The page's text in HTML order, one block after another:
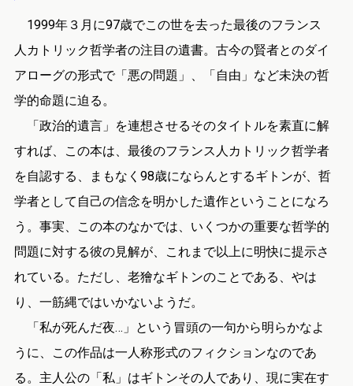
1999年３月に97歳でこの世を去った最後のフランス
人カトリック哲学者の注目の遺書。古今の賢者とのダイ
アローグの形式で「悪の問題」、「自由」など未決の哲
学的命題に迫る。
「政治的遺言」を連想させるそのタイトルを素直に解
すれば、この本は、最後のフランス人カトリック哲学者
を自認する、まもなく98歳にならんとするギトンが、哲
学者として自己の信念を明かした遺作ということになろ
う。事実、この本のなかでは、いくつかの重要な哲学的
問題に対する彼の見解が、これまで以上に明快に提示さ
れている。ただし、老獪なギトンのことである、やは
り、一筋縄ではいかないようだ。
「私が死んだ夜…」という冒頭の一句から明らかなよ
うに、この作品は一人称形式のフィクションなのであ
る。主人公の「私」はギトンその人であり、現に実在す